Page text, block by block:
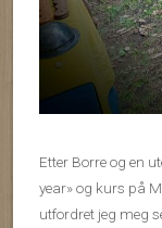
Etter Borre og en
year» og kurs på
utfordret jeg meg